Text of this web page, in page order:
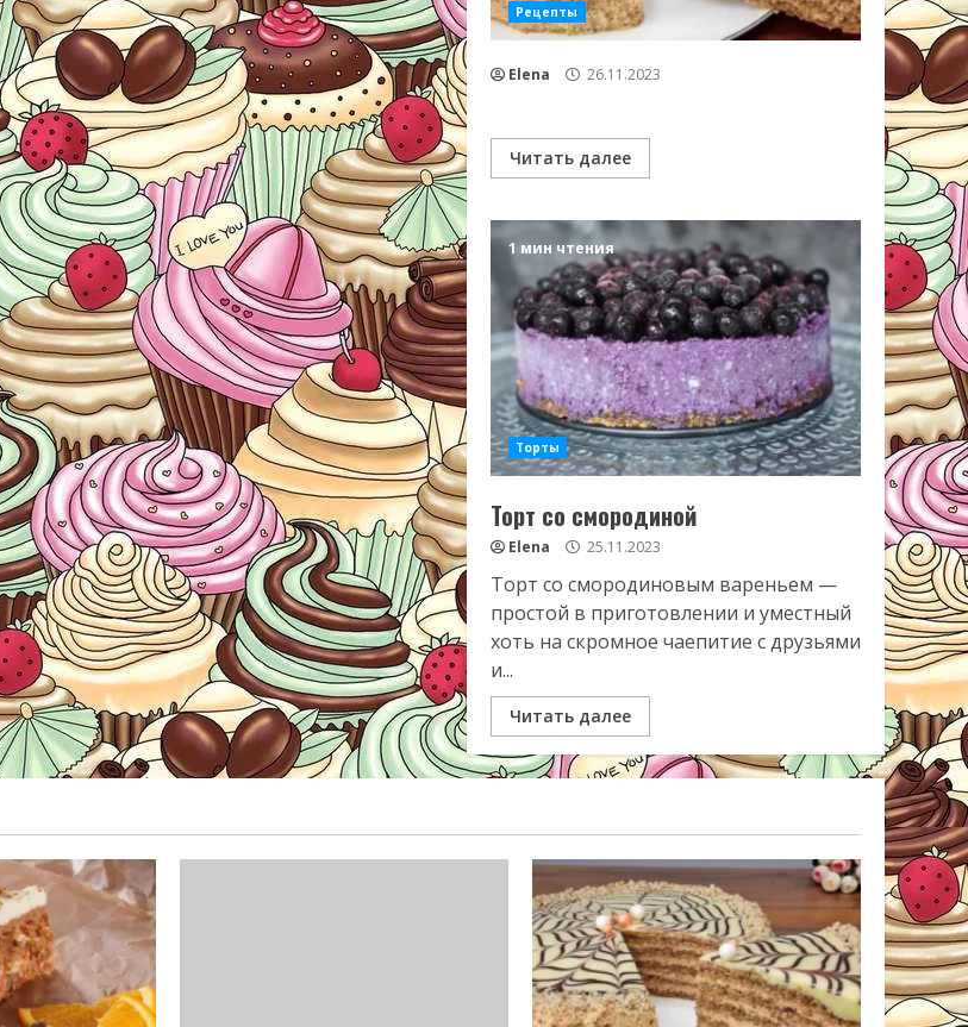
Рецепты
Elena 26.11.2023
Читать далее
1 мин чтения
Торты
Торт со смородиной
Elena 25.11.2023
Торт со смородиновым вареньем —
простой в приготовлении и уместный
хоть на скромное чаепитие с друзьями
и...
Читать далее